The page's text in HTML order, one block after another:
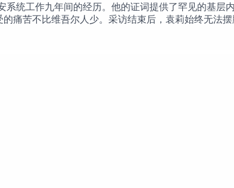
还要坏”
统工作九年间的经历。他的证词提供了罕见的基层
痛苦不比维吾尔人少。采访结束后，袁莉始终无法
害？本期《不明白下午茶》，袁莉与作家查建英从张
害者的语言，却缺少讨论个人责任、共谋、忏悔和修
容14:03 一名河南农村青年进入新疆公安系统19:50
：汉族本位与大一统叙事29:30 从“我只是个看守”
罪责与救赎39:42 雅斯贝尔斯的四种罪责：中国的讨
汶川地震到德国的战后反思54:57 没有讨论责任的语
感谢本期节目赞助商Mosavi的大
币钱包及转账，使用体验类似微信。欢迎点击链接
play.google.com/store/apps/